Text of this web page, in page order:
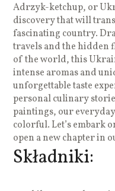
Adrzyk-ketchup, or
discovery that will
fascinating country.
travels and the hidden
of the world, this
intense aromas and
unforgettable taste
personal culinary
paintings, our
colorful. Let’s embark
open a new chapter in
Składniki: